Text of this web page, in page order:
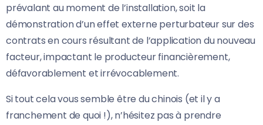
prévalant au moment de l’installation, soit la
démonstration d’un effet externe perturbateur sur des
contrats en cours résultant de l’application du nouveau
facteur, impactant le producteur financièrement,
défavorablement et irrévocablement.
Si tout cela vous semble être du chinois (et il y a
franchement de quoi !), n’hésitez pas à prendre